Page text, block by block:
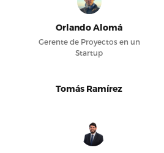
Orlando Alomá
Gerente de Proyectos en un
Startup
Tomás Ramírez